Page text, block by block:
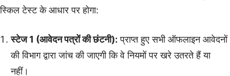
स्किल टेस्ट के आधार पर होगा:
स्टेज 1 (आवेदन पत्रों की छंटनी): प्राप्त हुए सभी ऑफलाइन आवेदनों
की विभाग द्वारा जांच की जाएगी कि वे नियमों पर खरे उतरते हैं या
नहीं।